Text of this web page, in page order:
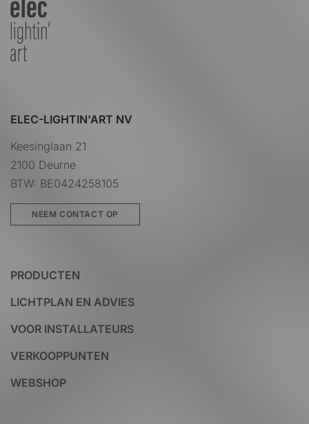
ELEC-LIGHTIN'ART NV
Keesinglaan 21
2100 Deurne
BTW: BE0424258105
NEEM CONTACT OP
PRODUCTEN
LICHTPLAN EN ADVIES
VOOR INSTALLATEURS
VERKOOPPUNTEN
WEBSHOP